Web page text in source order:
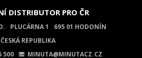
DISTRIBUTOR PRO ČR
PLUCÁRNA 1
695 01 HODONÍN
ČESKÁ REPUBLIKA
500
MINUTA@MINUTACZ.CZ